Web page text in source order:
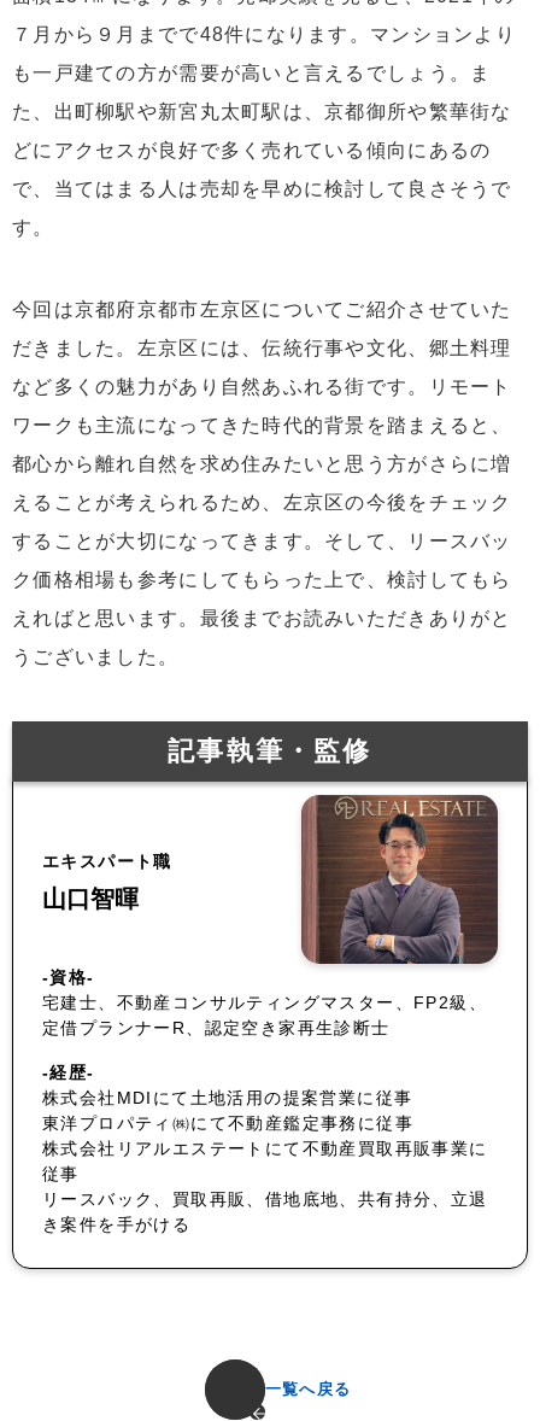
７月から９月までで48件になります。マンションより
も一戸建ての方が需要が高いと言えるでしょう。ま
た、出町柳駅や新宮丸太町駅は、京都御所や繁華街な
どにアクセスが良好で多く売れている傾向にあるの
で、当てはまる人は売却を早めに検討して良さそうで
す。
今回は京都府京都市左京区についてご紹介させていた
だきました。左京区には、伝統行事や文化、郷土料理
など多くの魅力があり自然あふれる街です。リモート
ワークも主流になってきた時代的背景を踏まえると、
都心から離れ自然を求め住みたいと思う方がさらに増
えることが考えられるため、左京区の今後をチェック
することが大切になってきます。そして、リースバッ
ク価格相場も参考にしてもらった上で、検討してもら
えればと思います。最後までお読みいただきありがと
うございました。
記事執筆・監修
エキスパート職
山口智暉
-資格-
宅建士、不動産コンサルティングマスター、FP2級、
定借プランナーR、認定空き家再生診断士
-経歴-
株式会社MDIにて土地活用の提案営業に従事
東洋プロパティ㈱にて不動産鑑定事務に従事
株式会社リアルエステートにて不動産買取再販事業に
従事
リースバック、買取再販、借地底地、共有持分、立退
き案件を手がける
一覧へ戻る